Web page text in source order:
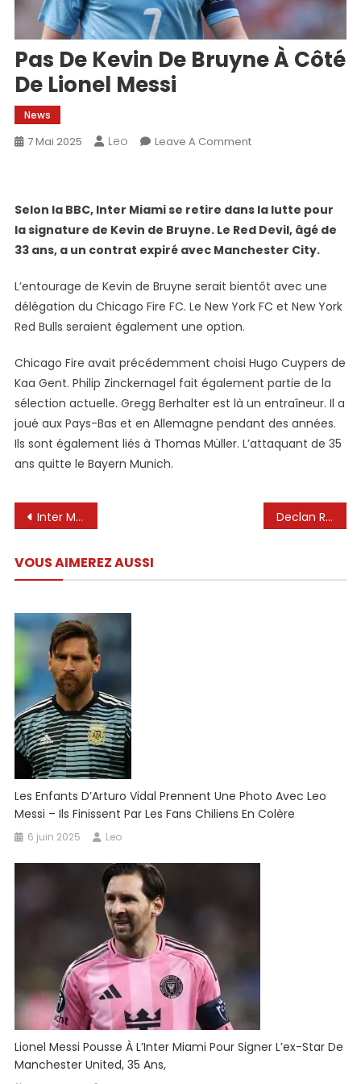
Pas De Kevin De Bruyne À Côté
De Lionel Messi
News
7 Mai 2025 Leo Leave A CommentOn
De
Bruyne
À
De
Lionel
Selon la BBC, Inter Miami se retire dans la lutte pour
la signature de Kevin de Bruyne. Le Red Devil, âgé de
33 ans, a un contrat expiré avec Manchester City.
L’entourage de Kevin de Bruyne serait bientôt avec une
délégation du Chicago Fire FC. Le New York FC et New York
Red Bulls seraient également une option.
Chicago Fire avait précédemment choisi Hugo Cuypers de
Kaa Gent. Philip Zinckernagel fait également partie de la
sélection actuelle. Gregg Berhalter est là un entraîneur. Il a
joué aux Pays-Bas et en Allemagne pendant des années.
Ils sont également liés à Thomas Müller. L’attaquant de 35
ans quitte le Bayern Munich.
Navigation
l’article
Inter Miami lutte pour conserver Lionel Messi au milieu des rumeurs de retour à Barcelone. Declan Rice nomme sa chèvre
VOUS AIMEREZ AUSSI
Les Enfants D’Arturo Vidal Prennent Une Photo Avec Leo
Messi – Ils Finissent Par Les Fans Chiliens En Colère
6 juin 2025 Leo
Lionel Messi Pousse À L’Inter Miami Pour Signer L’ex-Star De
Manchester United, 35 Ans,